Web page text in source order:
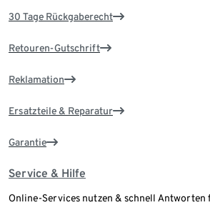
30 Tage Rückgaberecht
Retouren-Gutschrift
Reklamation
Ersatzteile & Reparatur
Garantie
Service & Hilfe
Online-Services nutzen & schnell Antworten